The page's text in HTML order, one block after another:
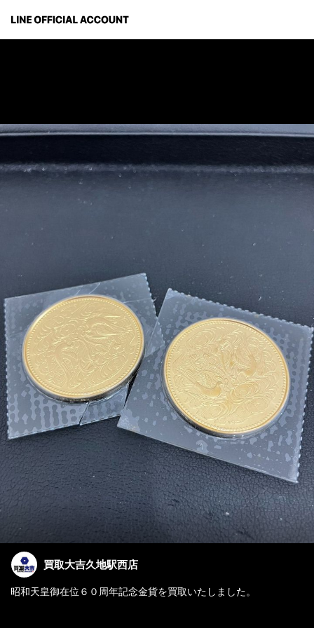
買取大吉久地駅西店
昭和天皇御在位６０周年記念金貨を買取いたしました。